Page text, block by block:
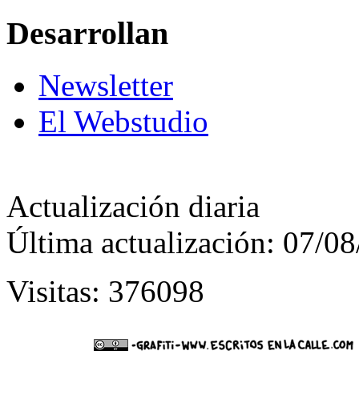
Desarrollan
Newsletter
El Webstudio
Actualización diaria
Última actualización: 07/
Visitas: 376098